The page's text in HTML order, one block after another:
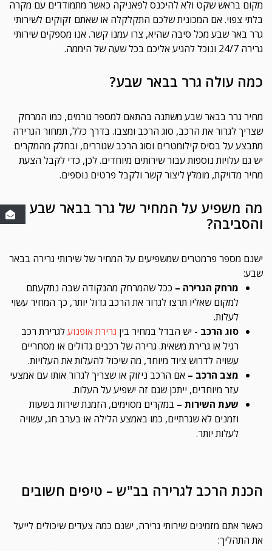
מקום בראש שקט ולא להיכנס לפאניקה כאשר מתמודדים עם מקרה
בלתי צפוי. אם המכונית שלכם התקלקלה או שאתם זקוקים לשירותי
גרר באר שבע מכל סיבה שהיא, צרו עמנו קשר. אנו מספקים שירותי
גרירה 24/7 ונוכל להגיע אליכם בכל שעה של היממה.
כמה עולה גרר בבאר שבע?
מחיר גרר בבאר שבע משתנה בהתאם למספר גורמים, כמו המרחק
שצריך לגרור את הרכב, סוג הרכב ומצבו. בדרך כלל, תמחור הגרירה
מתבצע על בסיס קילומטרים וסוג הרכב שגוררים, ובחלק מהמקרים
יש גם עלויות נוספות עבור שירותים מיוחדים. לכן, כדי לקבל הצעת
מחיר מדויקת, מומלץ ליצור קשר ולקבל פרטים נוספים.
מה משפיע על המחיר של גרר בבאר שבע
והסביבה?
ישנם מספר פרמטרים שמשפיעים על המחיר של שירותי גרירה בבאר
שבע:
מרחק הגרירה – ככל שהמרחק מהנקודה שבה נתקעתם
למקום שאליו תרצו לגרור את הרכב גדול יותר, כך המחיר עשוי
לעלות.
סוג הרכב - יש הבדל במחיר בין גרירת אופנועלגרירת רכב
רגיל או גרירת משאית. גרירה של רכבים גדולים או מסחריים
עשויה לדרוש ציוד מיוחד, מה שיכול להעלות את העלויות.
מצב הרכב – אם הרכב ניזוק או שצריך לגרור אותו עם אמצעי
עזר מיוחדים, ייתכן שגם זה ישפיע על העלות.
שעת השירות – במקרים מסוימים, הזמנת שירות בשעות
וזמנים לא שגרתיים, כמו באמצע הלילה או בערב חג, עשויה
לעלות יותר.
הכנת הרכב לגרירה בב"ש – טיפים חשובים
כאשר אתם מזמינים שירותי גרירה, ישנם כמה צעדים שיכולים לייעל
את התהליך: